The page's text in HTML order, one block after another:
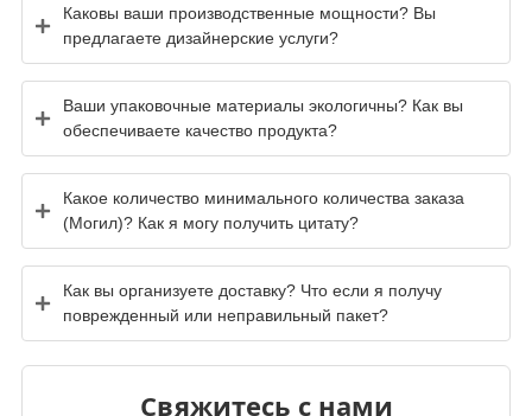
Каковы ваши производственные мощности? Вы
предлагаете дизайнерские услуги?
Ваши упаковочные материалы экологичны? Как вы
обеспечиваете качество продукта?
Какое количество минимального количества заказа
(Могил)? Как я могу получить цитату?
Как вы организуете доставку? Что если я получу
поврежденный или неправильный пакет?
Свяжитесь с нами